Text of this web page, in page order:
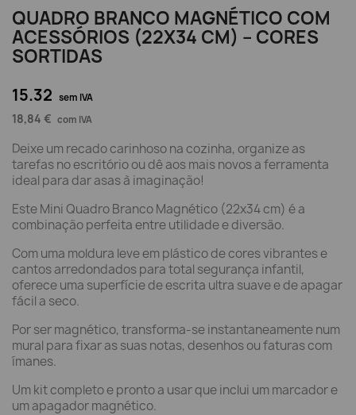
QUADRO BRANCO MAGNÉTICO COM
ACESSÓRIOS (22X34 CM) – CORES
SORTIDAS
15.32 sem IVA
18,84 € com IVA
Deixe um recado carinhoso na cozinha, organize as
tarefas no escritório ou dê aos mais novos a ferramenta
ideal para dar asas à imaginação!
Este Mini Quadro Branco Magnético (22x34 cm) é a
combinação perfeita entre utilidade e diversão.
Com uma moldura leve em plástico de cores vibrantes e
cantos arredondados para total segurança infantil,
oferece uma superfície de escrita ultra suave e de apagar
fácil a seco.
Por ser magnético, transforma-se instantaneamente num
mural para fixar as suas notas, desenhos ou faturas com
ímanes.
Um kit completo e pronto a usar que inclui um marcador e
um apagador magnético.